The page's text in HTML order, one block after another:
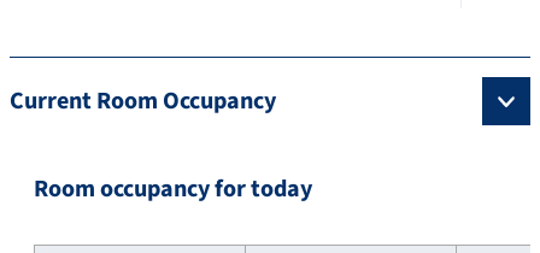
Current Room Occupancy
Room occupancy for today